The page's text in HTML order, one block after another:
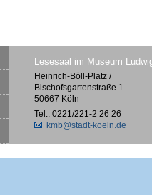
Lesesaal im Museum
Heinrich-Böll-Platz /
Bischofsgartenstraße 1
50667 Köln
Tel.: 0221/221-2 26 26
kmb@stadt-koeln.de